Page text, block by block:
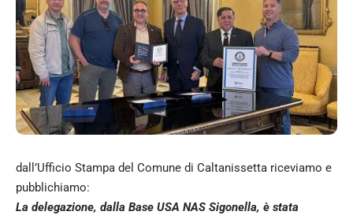
dall’Ufficio Stampa del Comune di Caltanissetta riceviamo e
pubblichiamo:
La delegazione, dalla Base USA NAS Sigonella, è stata